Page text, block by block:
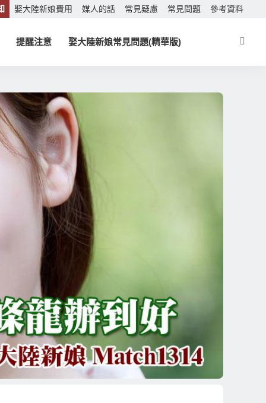
娶大陸新娘費用 媒人的話 常見疑慮 常見問題 參考資料
提醒注意 娶大陸新娘常見問題(精華版)